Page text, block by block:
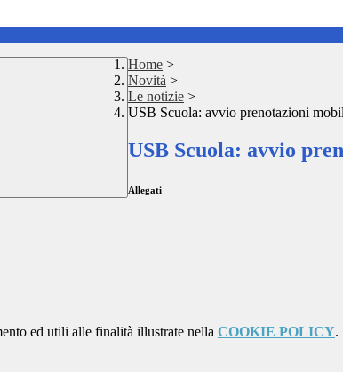
Home >
Novità >
Le notizie >
USB Scuola: avvio prenotazioni
USB Scuola: avvio
Allegati
ed utili alle finalità illustrate nella COOKIE POLICY.